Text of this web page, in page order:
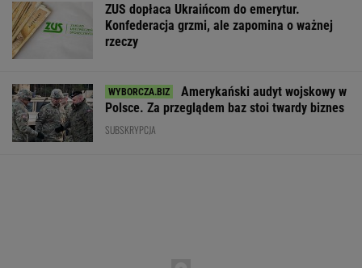
ZUS dopłaca Ukraińcom do emerytur.
Konfederacja grzmi, ale zapomina o ważnej
rzeczy
Amerykański audyt wojskowy w
Polsce. Za przeglądem baz stoi twardy biznes
SUBSKRYPCJA